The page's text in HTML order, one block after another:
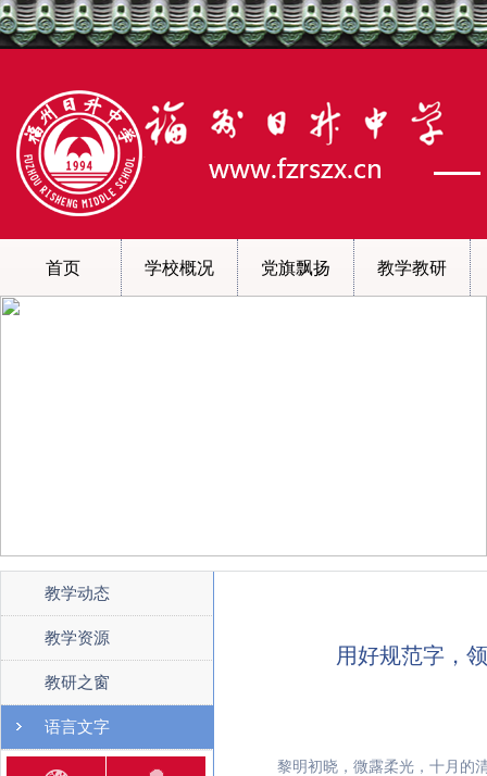
首页 学校概况 党旗飘扬 教学教研
教学动态
教学资源
教研之窗
语言文字
用好规范字，
黎明初晓，微露柔光，十月的清